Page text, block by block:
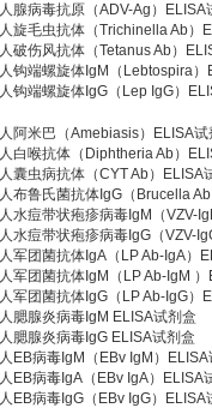
人腺病毒抗原（ADV-Ag）ELISA
人旋毛虫抗体（Trichinella Ab）
人破伤风抗体（Tetanus Ab）
人钩端螺旋体IgM（Lebtospira）
人钩端螺旋体IgG（Lep IgG）
人阿米巴（Amebiasis）ELISA试
人白喉抗体（Diphtheria Ab）
人囊虫病抗体（CYT Ab）ELISA
人布鲁氏菌抗体IgG（Brucella
人水痘带状疱疹病毒IgM（VZV-
人水痘带状疱疹病毒IgG（VZV-
人军团菌抗体IgA（LP Ab-IgA）
人军团菌抗体IgM（LP Ab-IgM
人军团菌抗体IgG（LP Ab-IgG）
人腮腺炎病毒IgM ELISA试剂盒
人腮腺炎病毒IgG ELISA试剂盒
人EB病毒IgM（EBv IgM）ELISA
人EB病毒IgA（EBv IgA）ELISA
人EB病毒IgG（EBv IgG）ELISA